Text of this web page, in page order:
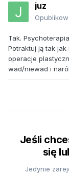
juz
Tak.
Potraktuj ją tak
operacje
wad/niewad i
Jeśli
się
Jedynie